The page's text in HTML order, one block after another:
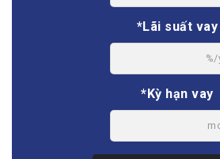
*Lãi suất vay
*Kỳ hạn vay